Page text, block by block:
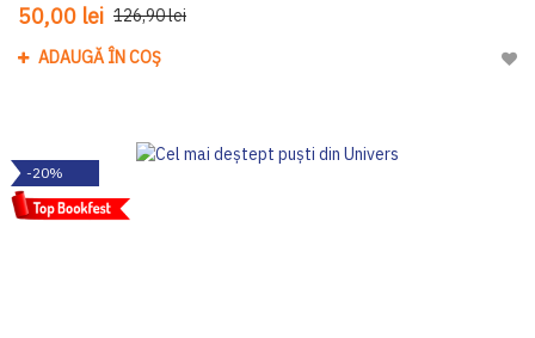
50,00 lei 126,90 lei
ADAUGĂ ÎN COȘ
-20%